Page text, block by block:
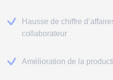
Hausse de chiffre
collaborateur
Amélioration de la